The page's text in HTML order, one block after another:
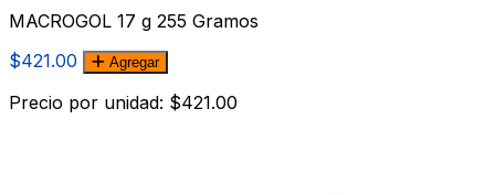
MACROGOL 17 g 255 Gramos
$421.00
Agregar
Precio por unidad: $421.00